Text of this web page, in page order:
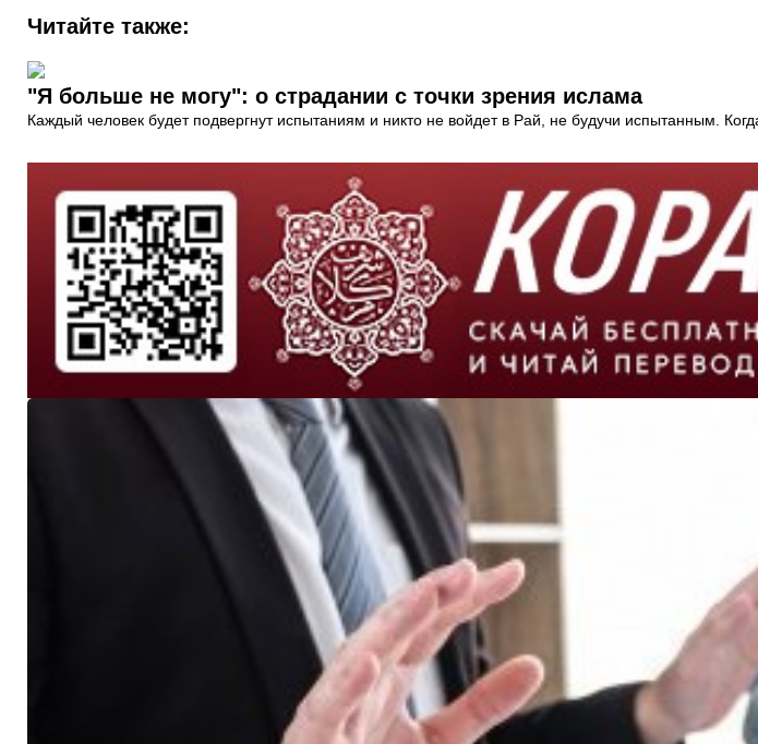
Читайте также:
"Я больше не могу": о страдании с точки зрения ислама
Каждый человек будет подвергнут испытаниям и никто не войдет в Рай, не будучи испытанным.